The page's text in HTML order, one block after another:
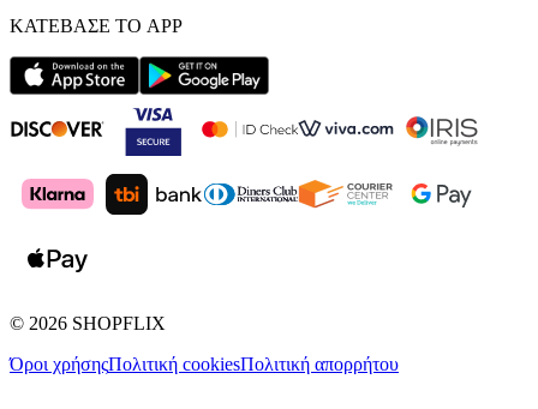
ΚΑΤΕΒΑΣΕ ΤΟ APP
© 2026 SHOPFLIX
Όροι χρήσηςΠολιτική cookiesΠολιτική απορρήτου